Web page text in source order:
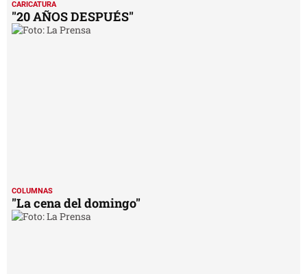
CARICATURA
"20 AÑOS DESPUÉS"
COLUMNAS
"La cena del domingo"